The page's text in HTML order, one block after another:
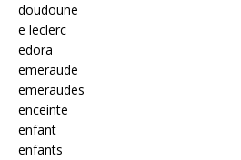
doudoune
e leclerc
edora
emeraude
emeraudes
enceinte
enfant
enfants